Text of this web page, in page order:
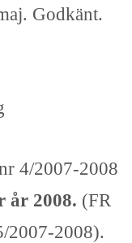
Godkänt.
4/2007-2008
år 2008. (FR
2007-2008).